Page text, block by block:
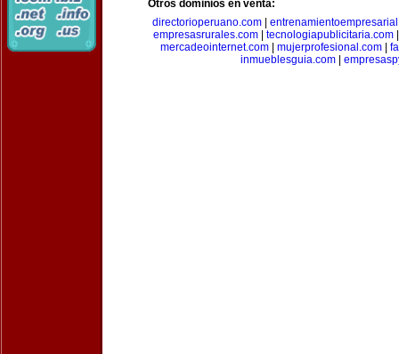
Otros dominios en venta:
directorioperuano.com|
empresasrurales.com| tecnologiapublicitaria.com
mercadeointernet.com
mujerprofesional.com
inmueblesguia.com